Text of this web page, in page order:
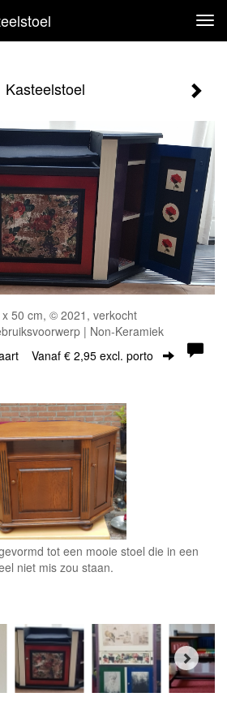
Kasteelstoel
50 cm, © 2021, verkocht
| Non-Keramiek
Vanaf € 2,95 excl. porto
tot een mooie stoel die in een
niet mis zou staan.